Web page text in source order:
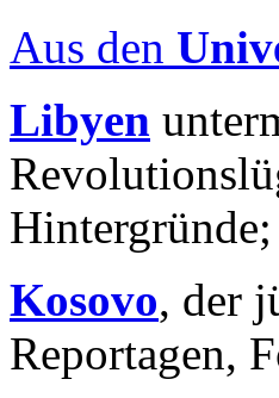
Aus den
Libyen
Kosovo, der
Reportagen,